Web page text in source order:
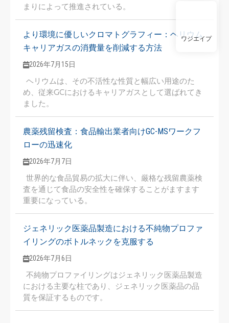
まりによって推進されている。
より環境に優しいクロマトグラフィー：ヘリウム
キャリアガスの消費量を削減する方法
2026年7月15日
ヘリウムは、その不活性な性質と幅広い用途のた
め、従来GCにおけるキャリアガスとして選ばれてき
ました。
農薬残留検査：食品輸出業者向けGC-MSワークフ
ローの迅速化
2026年7月7日
世界的な食品貿易の拡大に伴い、厳格な残留農薬検
査を通じて食品の安全性を確保することがますます
重要になっている。
ジェネリック医薬品製造における不純物プロファ
イリングのボトルネックを克服する
2026年7月6日
不純物プロファイリングはジェネリック医薬品製造
における主要な柱であり、ジェネリック医薬品の品
質を保証するものです。
ワジエイプ